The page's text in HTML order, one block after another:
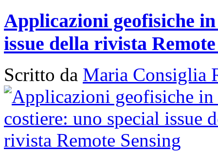
Applicazioni geofisiche
issue della rivista
Scritto da Maria Consiglia